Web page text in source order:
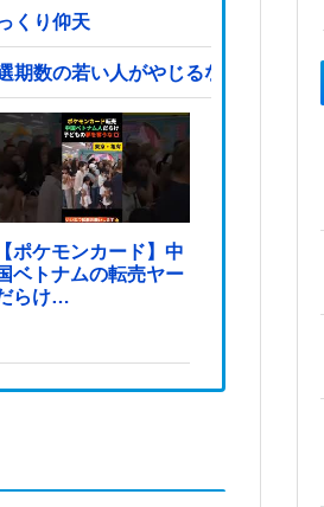
くり仰天
期数の若い人がやじるなんて」と
【ポケモンカード】中
ベトナムの転売ヤー
らけ…